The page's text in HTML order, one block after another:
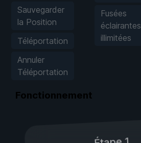
Sauvegarder
la Position
Téléportation
Annuler
Téléportation
Fusées
éclairantes
illimitées
Fonctionnement